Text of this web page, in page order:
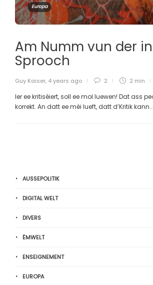
Europa
Am Numm vun der
Sprooch
Guy Kaiser, 4 years ago 2 2 min
Ier ee kritiséiert, soll ee mol luewen! Dat ass
korrekt. An datt ee méi lueft, datt d’Kritik kann...
AUSSEPOLITIK
DIGITAL WELT
DIVERS
ËMWELT
ENSEIGNEMENT
EUROPA